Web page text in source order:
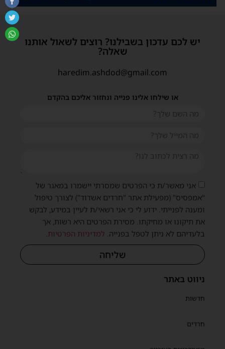
ניווט באתר
חדשות
חרדים
יש לכם עדכון בשבילנו? רוצים לשאול אותנו
שאלה?
haredim.ashdod@gmail.com
או שילחו אלינו פנייה ונחזור אליכם בהקדם
אני מאשר/ת כי הפרטים שמסרתי יישמרו במאגר של
"אמפסיס" (מפעילת אתר "חרדים אשדוד") לצורך טיפול
ומענה לפנייתי. ידוע לי כי אני רשאי/ת לעיין במידע, לבקש
את תיקונו או מחיקתו. מסירת הפרטים היא רשות, אך
בלעדיהם לא ניתן לטפל בפנייה. למדיניות הפרטיות.
שליחה